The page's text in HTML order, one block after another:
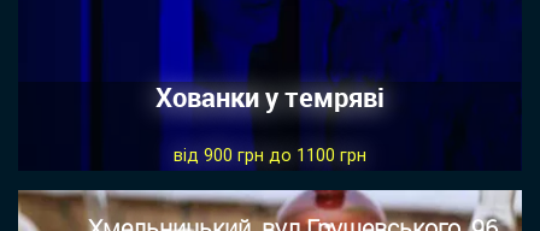
Хованки у темряві
від 900 грн до 1100 грн